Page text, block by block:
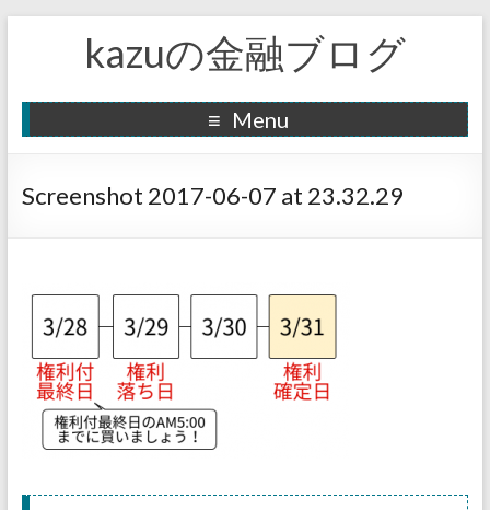
kazuの金融ブログ
Menu
Screenshot 2017-06-07 at 23.32.29